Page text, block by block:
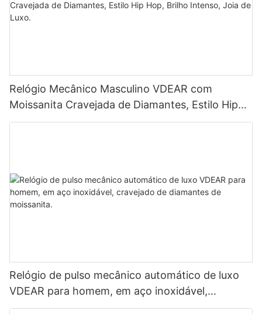
Relógio Mecânico Masculino VDEAR com
Moissanita Cravejada de Diamantes, Estilo Hip
Hop, Brilho Intenso, Joia de Luxo.
Relógio de pulso mecânico automático de luxo
VDEAR para homem, em aço inoxidável,
cravejado de diamantes de moissanita.